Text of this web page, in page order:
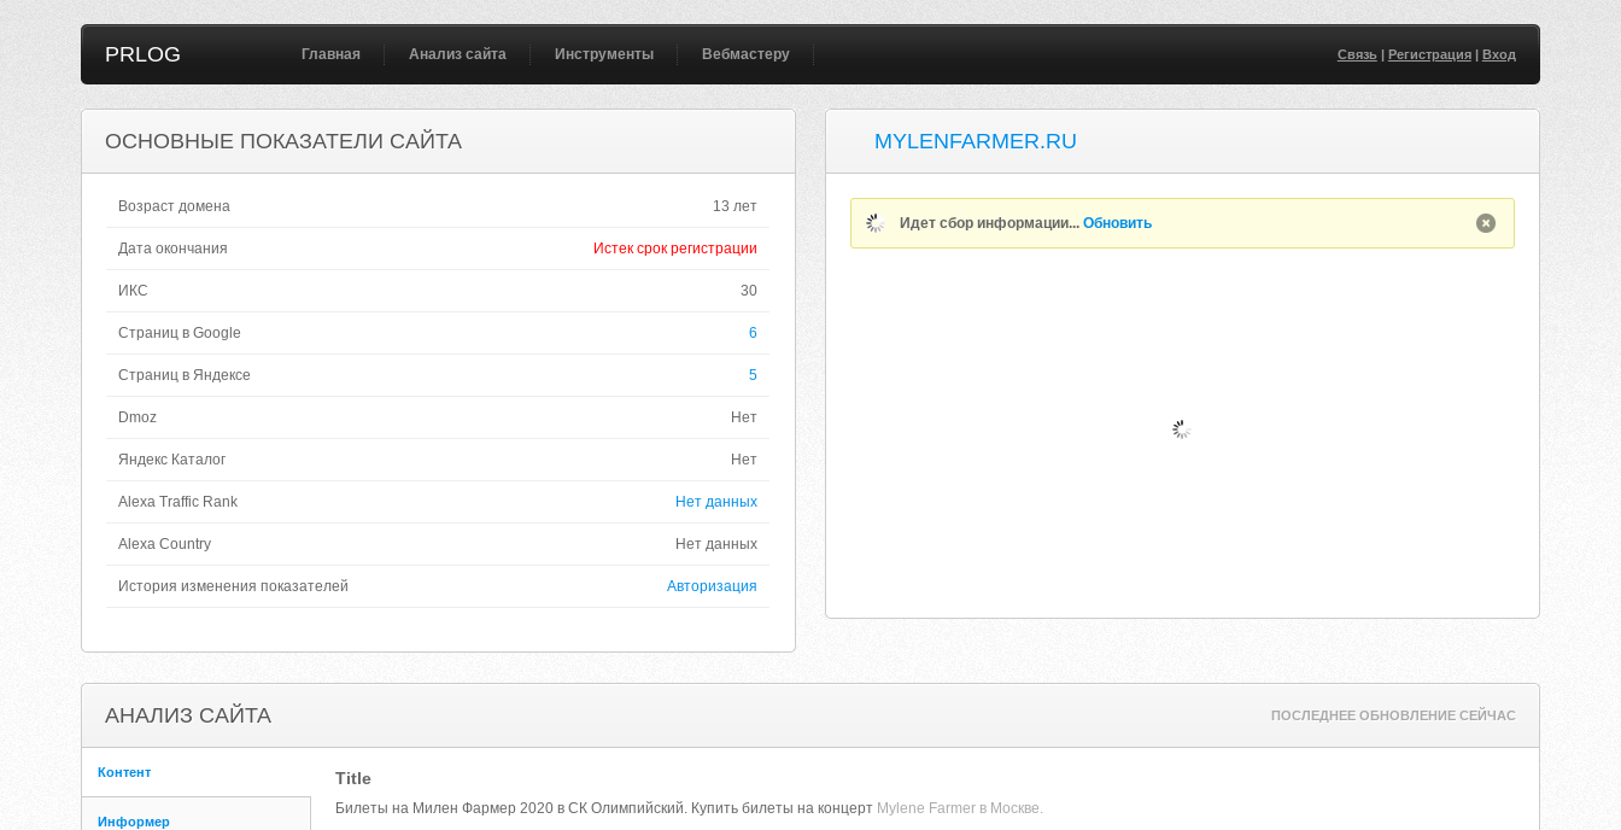
PRLOG Главная Анализ сайта Инструменты Вебмастеру Связь| Регистрация| Вход
ОСНОВНЫЕ ПОКАЗАТЕЛИ САЙТА
Возраст домена 13 лет
Дата окончания Истек срок регистрации
ИКС 30
Страниц в Google 6
Страниц в Яндексе 5
Dmoz Нет
Яндекс Каталог Нет
Alexa Traffic Rank Нет данных
Alexa Country Нет данных
История изменения показателей Авторизация
MYLENFARMER.RU
Идет сбор информации...Обновить
АНАЛИЗ САЙТА ПОСЛЕДНЕЕ ОБНОВЛЕНИЕ СЕЙЧАС
Контент
Информер
Title
Билеты на Милен Фармер 2020 в СК Олимпийский. Купить билеты на концерт Mylene Farmer в Москве.